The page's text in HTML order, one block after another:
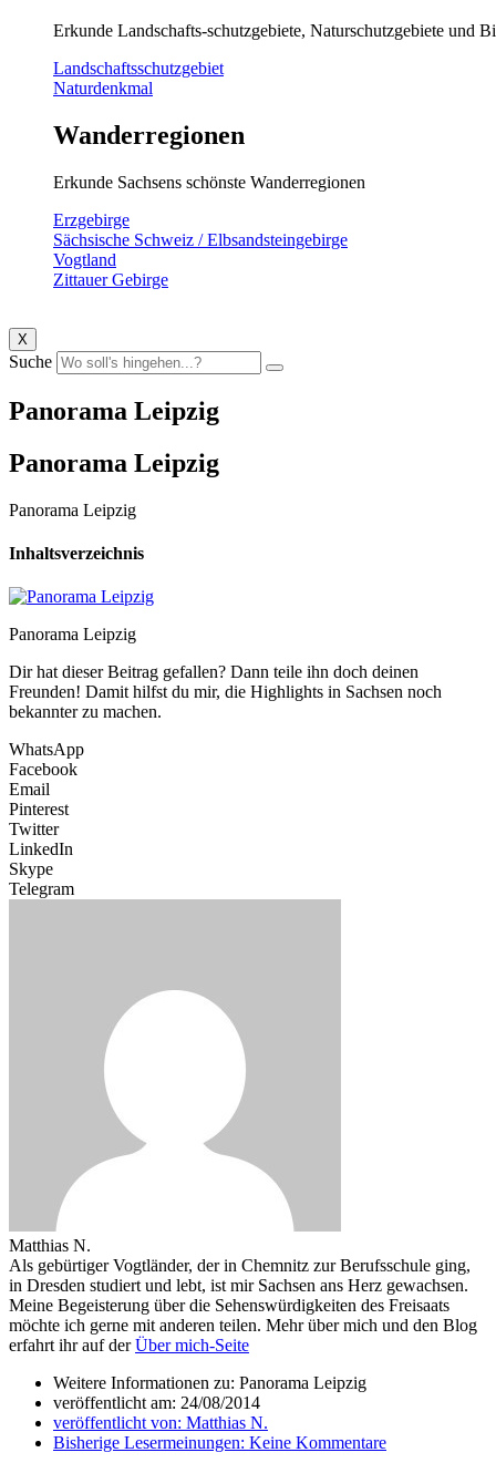
Erkunde Landschafts-schutzgebiete, Naturschutzgebiete und
Landschaftsschutzgebiet
Naturdenkmal
Wanderregionen
Erkunde Sachsens schönste Wanderregionen
Erzgebirge
Sächsische Schweiz / Elbsandsteingebirge
Vogtland
Zittauer Gebirge
X
Suche
Panorama Leipzig
Panorama Leipzig
Panorama Leipzig
Inhaltsverzeichnis
Panorama Leipzig
Dir hat dieser Beitrag gefallen? Dann teile ihn doch deinen
Freunden! Damit hilfst du mir, die Highlights in Sachsen noch
bekannter zu machen.
WhatsApp
Facebook
Email
Pinterest
Twitter
LinkedIn
Skype
Telegram
Matthias N.
Als gebürtiger Vogtländer, der in Chemnitz zur Berufsschule ging,
in Dresden studiert und lebt, ist mir Sachsen ans Herz gewachsen.
Meine Begeisterung über die Sehenswürdigkeiten des Freisaats
möchte ich gerne mit anderen teilen. Mehr über mich und den Blog
erfahrt ihr auf derÜber mich-Seite
Weitere Informationen zu: Panorama Leipzig
veröffentlicht am: 24/08/2014
veröffentlicht von: Matthias N.
Bisherige Lesermeinungen: Keine Kommentare